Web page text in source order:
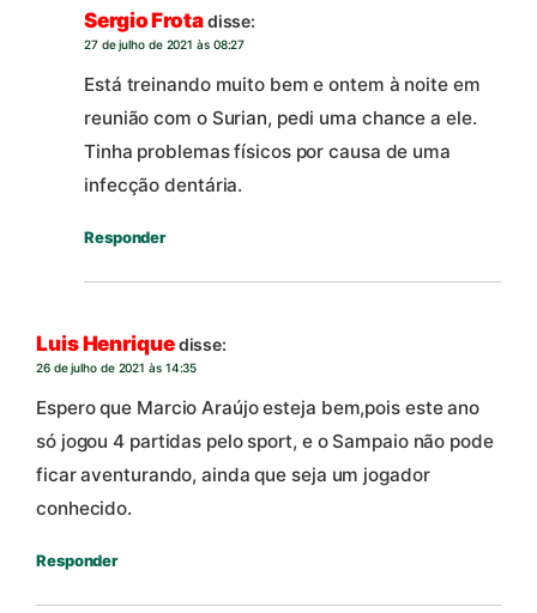
Sergio Frotadisse:
27 de julho de 2021 às 08:27
Está treinando muito bem e ontem à noite em
reunião com o Surian, pedi uma chance a ele.
Tinha problemas físicos por causa de uma
infecção dentária.
Responder
Luis Henriquedisse:
26 de julho de 2021 às 14:35
Espero que Marcio Araújo esteja bem,pois este ano
só jogou 4 partidas pelo sport, e o Sampaio não pode
ficar aventurando, ainda que seja um jogador
conhecido.
Responder